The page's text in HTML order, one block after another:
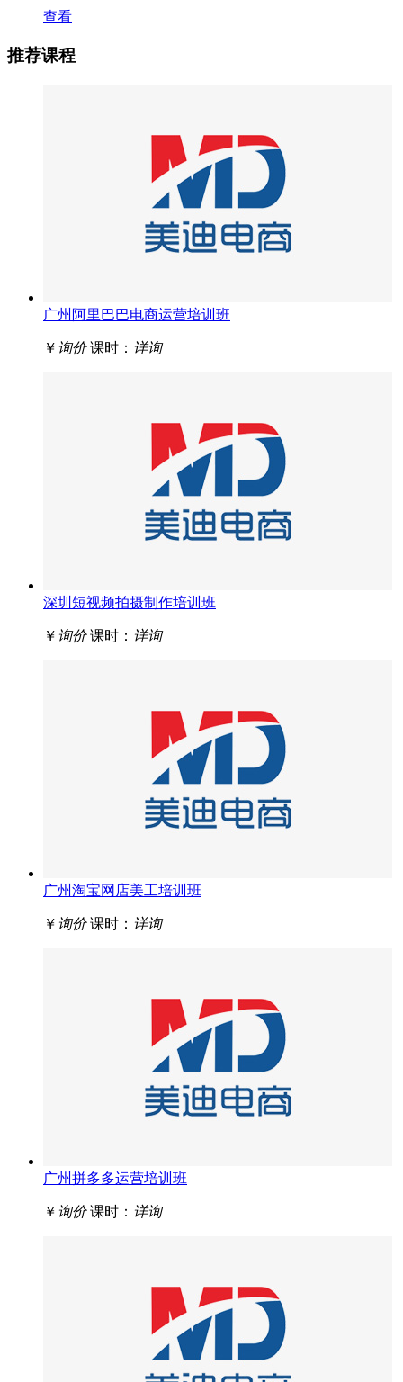
查看
推荐课程
广州阿里巴巴电商运营培训班
￥ 询价 课时： 详询
深圳短视频拍摄制作培训班
￥ 询价 课时： 详询
广州淘宝网店美工培训班
￥ 询价 课时： 详询
广州拼多多运营培训班
￥ 询价 课时： 详询